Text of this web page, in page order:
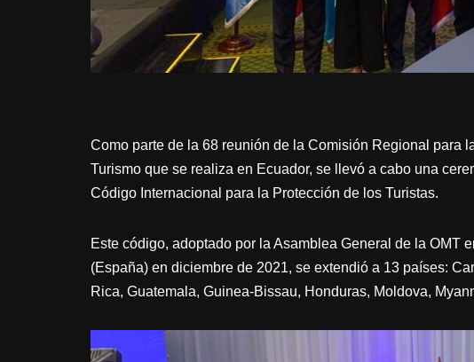
Como parte de la 68 reunión de la Comisión Regional para
Turismo que se realiza en Ecuador, se llevó a cabo una
Código Internacional para la Protección de los Turistas.
Este código, adoptado por la Asamblea General de la OMT
(España) en diciembre de 2021, se extendió a 13 países:
Rica, Guatemala, Guinea-Bissau, Honduras, Moldova,